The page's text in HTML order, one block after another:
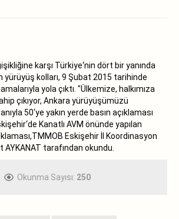
karşı Türkiye‘nin dört bir yanında
yürüyüş kolları, 9 Şubat 2015 tarihinde
yola çıktı. "Ülkemize, halkımıza
çıkıyor, Ankara yürüyüşümüzü
50‘ye yakın yerde basın açıklaması
Kanatlı AVM önünde yapılan
Eskişehir İl Koordinasyon
AYKANAT tarafından okundu.
Okunma Sayısı: 250